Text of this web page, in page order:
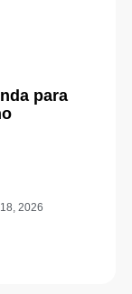
para
2026